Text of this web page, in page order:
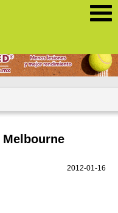
2012-01-16